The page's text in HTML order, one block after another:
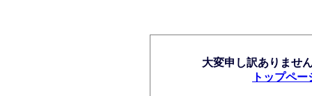
大変申し訳ありませ
トップペー